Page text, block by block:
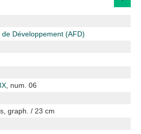
Développement (AFD)
, num. 06
graph. / 23 cm